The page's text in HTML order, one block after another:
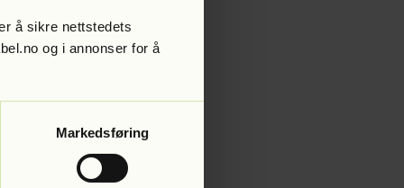
å sikre nettstedets
og i annonser for å
Markedsføring